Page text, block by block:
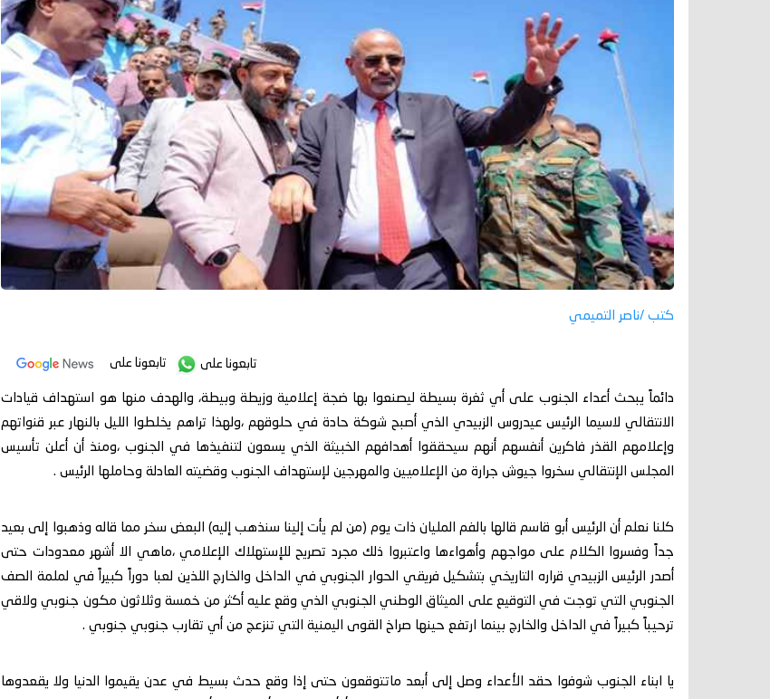
كتب /ناصر التميمي
تابعونا على تابعونا على
دائماً يبحث أعداء الجنوب على أي ثغرة بسيطة ليصنعوا بها ضجة إعلامية وزيطة وبيطة، والهدف منها هو استهداف قيادات
الانتقالي لاسيما الرئيس عيدروس الزبيدي الذي أصبح شوكة حادة في حلوقهم ،ولهذا تراهم يخلطوا الليل بالنهار عبر قنواتهم
وإعلامهم القذر فاكرين أنفسهم أنهم سيحققوا أهدافهم الخبيثة الذي يسعون لتنفيذها في الجنوب ،ومنذ أن أعلن تأسيس
المجلس الإنتقالي سخروا جيوش جرارة من الإعلاميين والمهرجين لإستهداف الجنوب وقضيته العادلة وحاملها الرئيس .
كلنا نعلم أن الرئيس أبو قاسم قالها بالفم المليان ذات يوم (من لم يأت إلينا سنذهب إليه) البعض سخر مما قاله وذهبوا إلى بعيد
جداً وفسروا الكلام على مواجهم وأهواءها واعتبروا ذلك مجرد تصريح للإستهلاك الإعلامي ،ماهي الا أشهر معدودات حتى
أصدر الرئيس الزبيدي قراره التاريخي بتشكيل فريقي الحوار الجنوبي في الداخل والخارج اللذين لعبا دوراً كبيراً في لملمة الصف
الجنوبي التي توجت في التوقيع على الميثاق الوطني الجنوبي الذي وقع عليه أكثر من خمسة وثلاثون مكون جنوبي ولاقي
ترحيباً كبيراً في الداخل والخارج بينما ارتفع حينها صراخ القوى اليمنية التي تنزعج من أي تقارب جنوبي جنوبي .
يا ابناء الجنوب شوفوا حقد الأعداء وصل إلى أبعد ماتتوقعون حتى إذا وقع حدث بسيط في عدن يقيموا الدنيا ولا يقعدوها